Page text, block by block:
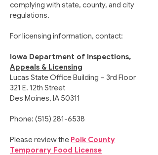
complying with state, county, and city
regulations.
For licensing information, contact:
Iowa Department of Inspections,
Appeals & Licensing
Lucas State Office Building – 3rd Floor
321 E. 12th Street
Des Moines, IA 50311
Phone: (515) 281-6538
Please review the Polk County
Temporary Food License